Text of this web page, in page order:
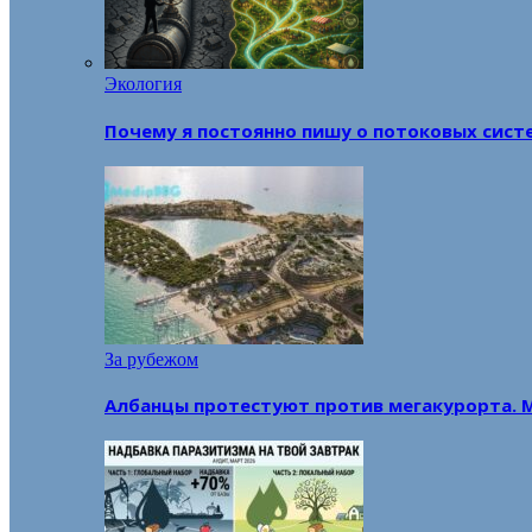
Экология
Почему я постоянно пишу о потоковых
За рубежом
Албанцы протестуют против мегакурорта.